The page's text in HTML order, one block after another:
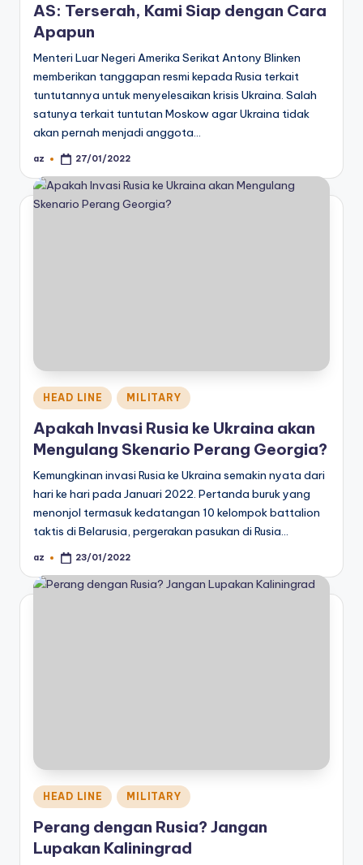
AS: Terserah, Kami Siap dengan Cara
Apapun
Menteri Luar Negeri Amerika Serikat Antony Blinken
memberikan tanggapan resmi kepada Rusia terkait
tuntutannya untuk menyelesaikan krisis Ukraina. Salah
satunya terkait tuntutan Moskow agar Ukraina tidak
akan pernah menjadi anggota…
Posted
az 27/01/2022
Posted
in
HEAD LINE MILITARY
Apakah Invasi Rusia ke Ukraina akan
Mengulang Skenario Perang Georgia?
Kemungkinan invasi Rusia ke Ukraina semakin nyata dari
hari ke hari pada Januari 2022. Pertanda buruk yang
menonjol termasuk kedatangan 10 kelompok battalion
taktis di Belarusia, pergerakan pasukan di Rusia…
Posted
az 23/01/2022
Posted
in
HEAD LINE MILITARY
Perang dengan Rusia? Jangan
Lupakan Kaliningrad